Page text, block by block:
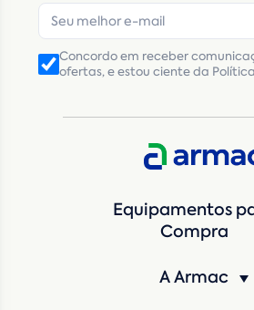
Concordo em receber
ofertas, e estou ciente da
Equipamentos
Compra
A Armac
Número de telefone
CNPJ Inscrição Estadual(Produtor
CNPJ da empresa/ CPF -
Máquina de interesse*